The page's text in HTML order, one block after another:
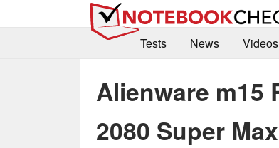
Tests
News Videos
Alienware m15
2080 Super